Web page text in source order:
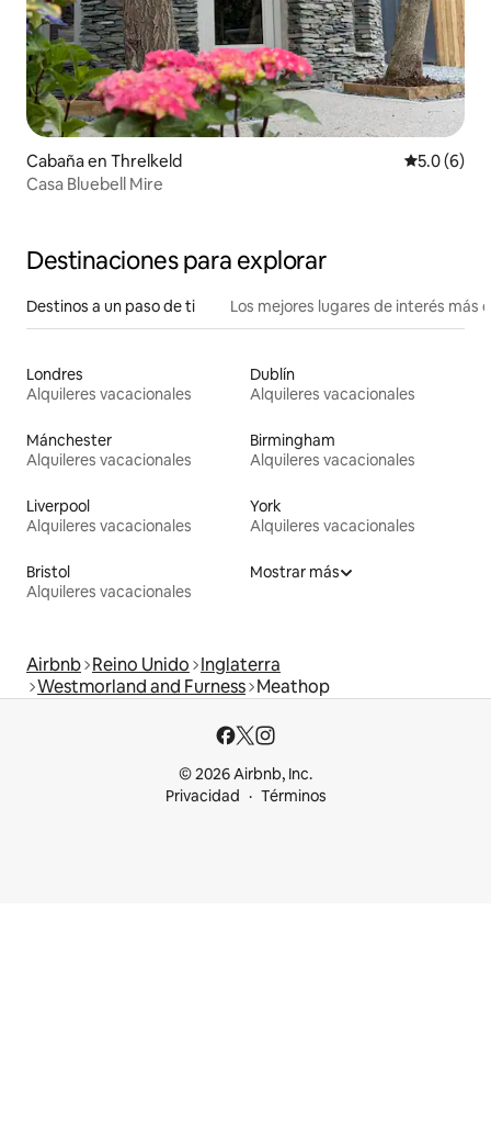
Cabaña en Threlkeld
5.0 (6)
Casa Bluebell Mire
Destinaciones para explorar
Destinos a un paso de ti Los mejores lugares de interés más
Londres
Alquileres vacacionales
Dublín
Alquileres vacacionales
Mánchester
Alquileres vacacionales
Birmingham
Alquileres vacacionales
Liverpool
Alquileres vacacionales
York
Alquileres vacacionales
Bristol
Alquileres vacacionales
Mostrar más
Airbnb Reino Unido Inglaterra
Westmorland and Furness Meathop
© 2026 Airbnb, Inc.
Privacidad
Términos